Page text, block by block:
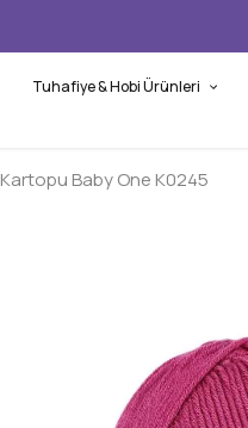
Tuhafiye & Hobi Ürünleri
Kartopu Baby One K0245